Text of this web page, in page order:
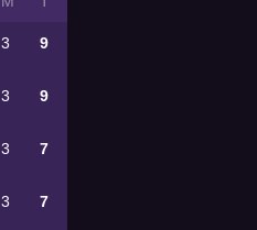
3 9
3 9
3 7
3 7